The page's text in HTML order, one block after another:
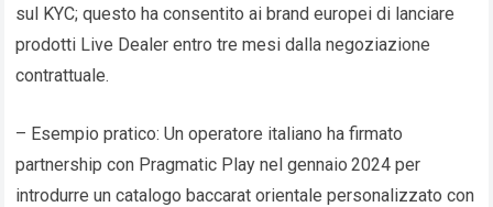
sul KYC; questo ha consentito ai brand europei di lanciare
prodotti Live Dealer entro tre mesi dalla negoziazione
contrattuale.
– Esempio pratico: Un operatore italiano ha firmato
partnership con Pragmatic Play nel gennaio 2024 per
introdurre un catalogo baccarat orientale personalizzato con